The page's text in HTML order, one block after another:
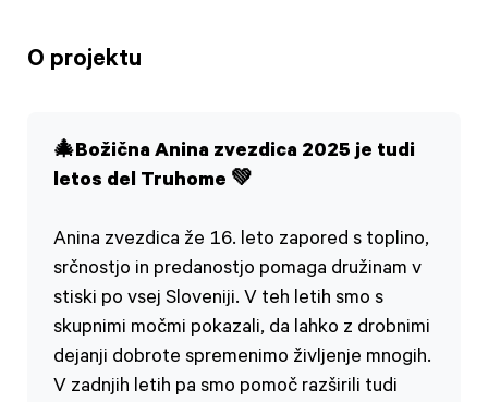
O projektu
🎄Božična Anina zvezdica 2025 je tudi
letos del Truhome 💚
Anina zvezdica že 16. leto zapored s toplino,
srčnostjo in predanostjo pomaga družinam v
stiski po vsej Sloveniji. V teh letih smo s
skupnimi močmi pokazali, da lahko z drobnimi
dejanji dobrote spremenimo življenje mnogih.
V zadnjih letih pa smo pomoč razširili tudi